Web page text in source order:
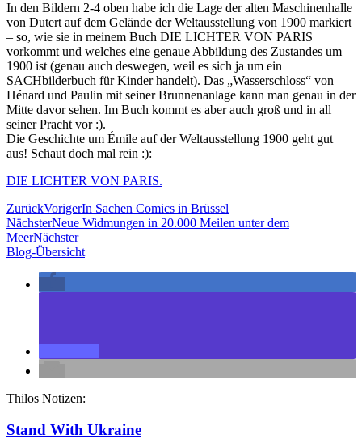
In den Bildern 2-4 oben habe ich die Lage der alten Maschinenhalle
von Dutert auf dem Gelände der Weltausstellung von 1900 markiert
– so, wie sie in meinem Buch DIE LICHTER VON PARIS
vorkommt und welches eine genaue Abbildung des Zustandes um
1900 ist (genau auch deswegen, weil es sich ja um ein
SACHbilderbuch für Kinder handelt). Das „Wasserschloss“ von
Hénard und Paulin mit seiner Brunnenanlage kann man genau in der
Mitte davor sehen. Im Buch kommt es aber auch groß und in all
seiner Pracht vor :).
Die Geschichte um Émile auf der Weltausstellung 1900 geht gut
aus! Schaut doch mal rein :):
DIE LICHTER VON PARIS.
ZurückVorigerIn Sachen Comics in Brüssel
NächsterNeue Widmungen in 20.000 Meilen unter dem
MeerNächster
Blog-Übersicht
Thilos Notizen:
Stand With Ukraine